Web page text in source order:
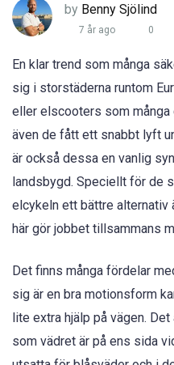
by Benny Sjölind
7 år ago 0
En klar trend som många
sig i storstäderna runtom
eller elscooters som många
även de fått ett snabbt lyft
är också dessa en vanlig
landsbygd. Speciellt för de
elcykeln ett bättre
här gör jobbet tillsammans
Det finns många fördelar
sig är en bra motionsform
lite extra hjälp på vägen.
som vädret är på ens sida